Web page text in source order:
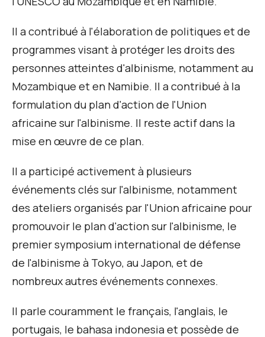
Il a contribué à l'élaboration de politiques et de
programmes visant à protéger les droits des
personnes atteintes d'albinisme, notamment au
Mozambique et en Namibie. Il a contribué à la
formulation du plan d'action de l'Union
africaine sur l'albinisme. Il reste actif dans la
mise en œuvre de ce plan.
Il a participé activement à plusieurs
événements clés sur l'albinisme, notamment
des ateliers organisés par l'Union africaine pour
promouvoir le plan d'action sur l'albinisme, le
premier symposium international de défense
de l'albinisme à Tokyo, au Japon, et de
nombreux autres événements connexes.
Il parle couramment le français, l'anglais, le
portugais, le bahasa indonesia et possède de